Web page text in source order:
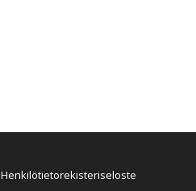
Henkilötietorekisteriseloste